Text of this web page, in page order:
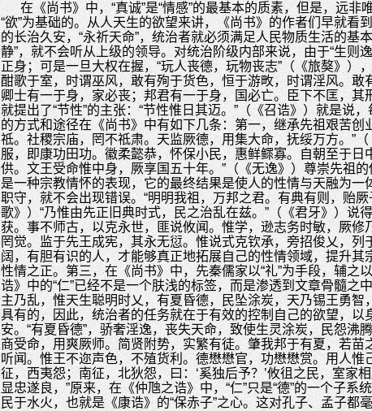
在《尚书》中，“真诚”是“情感”的最基本的质素，但是，远
“欲”为基础的。从人天生的欲望来讲，《尚书》的作者们早就看
的长治久安，“永祈天命”，统治者就必须满足人民物质生活的
静”，就不会听从上级的领导。对统治阶级内部来说，由于“生
正身；可是一旦大权在握，“玩人丧德，玩物丧志”（《旅獒》）
酣歌于室，时谓巫风，敢有殉于货色，恒于游畋，时谓淫风。
卿士有一于身，家必丧；邦君有一于身，国必亡。臣下不匡，其
就提出了“节性”的主张：“节性惟日其迈。”（《召诰》）就是说
的方式和途径在《尚书》中有如下几条：第一，继承先祖艰苦
祗。社稷宗庙，罔不祗肃。天监厥德，用集大命，抚绥万方。”
服，即康功田功。徽柔懿恭，怀保小民，惠鲜鳏寡。自朝至于
供。文王受命惟中身，厥享国五十年。”（《无逸》）尊崇先祖
是一种宗教情怀的表现，它的最终结果是使人的性情与天融为
职守，就不会出现错误。“明明我祖，万邦之君。有典有则，贻
歌》）“乃惟由先正旧典时式，民之治乱在兹。”（《君牙》）
获。事不师古，以克永世，匪说攸闻。惟学，逊志务时敏，厥
罔觉。监于先王成宪，其永无愆。惟说式克钦承，旁招俊乂，
阔，有胆有识的人，才能够真正地拓展自己的性情领域，提升
性情之正。第三，在《尚书》中，先秦儒家以“礼”为手段，辅之
诰》中的“仁”已经不是一个肤浅的标签，而是渗透到文章骨髓之
主乃乱，惟天生聪明时乂，有夏昏德，民坠涂炭，天乃锡王勇
具有的，因此，统治者的任务就在于有效的控制自己的欲望，
安。“有夏昏德”，骄奢淫逸，丧失天命，致使生灵涂炭，民怨
商受命，用爽厥师。简贤附势，实繁有徒。肇我邦于有夏，若
听闻。惟王不迩声色，不殖货利。德懋懋官，功懋懋赏。用人
征，西夷怨；南征，北狄怨，曰：‘奚独后予？’攸徂之民，室家
显忠遂良，”原来，在《仲虺之诰》中，“仁”只是“德”的一个子
民于水火，也就是《康诰》的“保赤子”之心。这对孔子、孟子